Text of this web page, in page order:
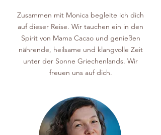
Zusammen mit Monica begleite ich dich
auf dieser Reise. Wir tauchen ein in den
Spirit von Mama Cacao und genießen
nährende, heilsame und klangvolle Zeit
unter der Sonne Griechenlands. Wir
freuen uns auf dich.